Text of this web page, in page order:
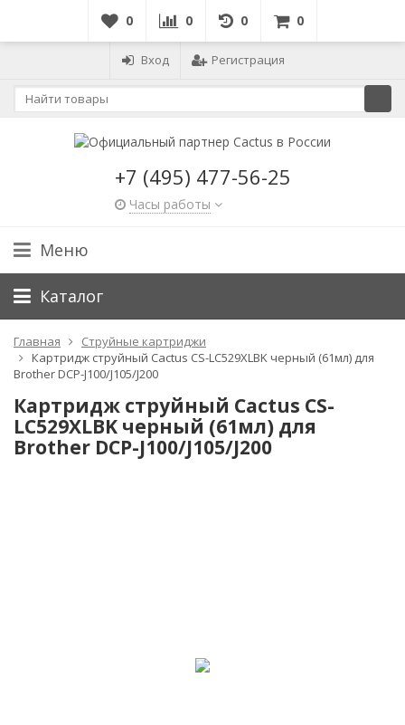
0 0 0 0
Вход Регистрация
+7 (495) 477-56-25
Часы работы
Меню
Каталог
Главная
Струйные картриджи
Картридж струйный Cactus CS-LC529XLBK черный (61мл) для
Brother DCP-J100/J105/J200
Картридж струйный Cactus CS-
LC529XLBK черный (61мл) для
Brother DCP-J100/J105/J200